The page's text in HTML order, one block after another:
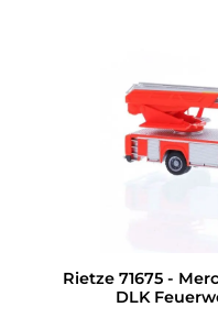
Rietze 71675 -
DLK